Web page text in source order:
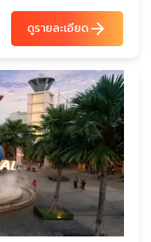
ดูรายละเอียดarrow_forward